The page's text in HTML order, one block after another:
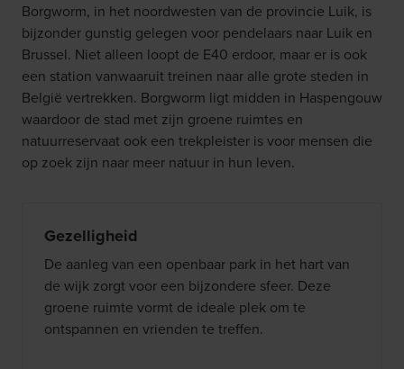
Borgworm, in het noordwesten van de provincie Luik, is
bijzonder gunstig gelegen voor pendelaars naar Luik en
Brussel. Niet alleen loopt de E40 erdoor, maar er is ook
een station vanwaaruit treinen naar alle grote steden in
België vertrekken. Borgworm ligt midden in Haspengouw
waardoor de stad met zijn groene ruimtes en
natuurreservaat ook een trekpleister is voor mensen die
op zoek zijn naar meer natuur in hun leven.
Gezelligheid
De aanleg van een openbaar park in het hart van
de wijk zorgt voor een bijzondere sfeer. Deze
groene ruimte vormt de ideale plek om te
ontspannen en vrienden te treffen.